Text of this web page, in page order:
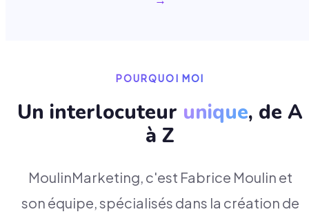
POURQUOI MOI
Un interlocuteur unique, de A
à Z
MoulinMarketing, c'est Fabrice Moulin et
son équipe, spécialisés dans la création de